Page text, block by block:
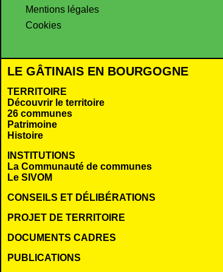
Mentions légales
Cookies
LE GÂTINAIS EN BOURGOGNE
TERRITOIRE
Découvrir le territoire
26 communes
Patrimoine
Histoire
INSTITUTIONS
La Communauté de communes
Le SIVOM
CONSEILS ET DÉLIBÉRATIONS
PROJET DE TERRITOIRE
DOCUMENTS CADRES
PUBLICATIONS